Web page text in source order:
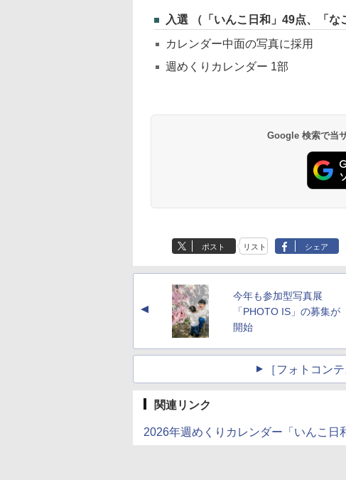
入選 （「いんこ日和」49点、「な
カレンダー中面の写真に採用
週めくりカレンダー 1部
Google 検索で当
ポスト リスト シェア
▲
今年も参加型写真展
「PHOTO IS」の募集が
開始
［フォトコン
関連リンク
2026年週めくりカレンダー「いんこ